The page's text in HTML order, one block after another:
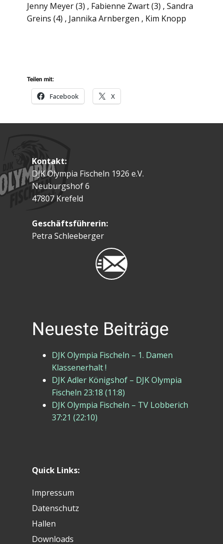
Jenny Meyer (3) , Fabienne Zwart (3) , Sandra
Greins (4) , Jannika Arnbergen , Kim Knopp
Teilen mit:
Facebook X
Kontakt:
DJK Olympia Fischeln 1926 e.V.
Neuburgshof 6
47807 Krefeld
Geschäftsführerin:
Petra Schleeberger
Neueste Beiträge
DJK Olympia Fischeln – 1. Damen
Klassenerhalt !
DJK Adler Königshof – DJK Olympia
Fischeln 23:18 (11:8)
DJK Olympia Fischeln – TV Lobberich
37:21 (22:10)
Quick Links:
Impressum
Datenschutz
Hallen
Downloads